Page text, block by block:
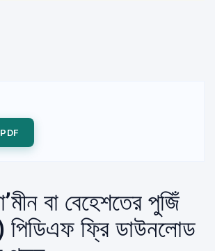
বা বেহেশতের পুজিঁ
পিডিএফ ফ্রি ডাউনলোড